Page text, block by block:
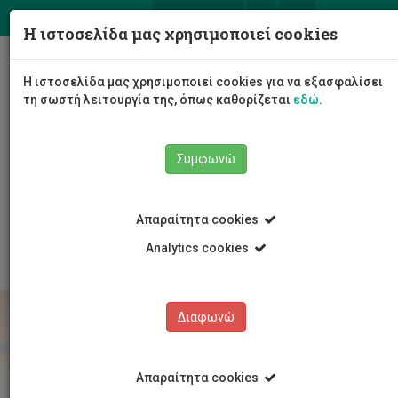
Διοίκηση
Διοικητικές Υπηρεσίες
Αποτελέσματα Γραπτών Εξετάσεων/Μοριοδοτήσεων
για θέσεις Διοικητικού Προσωπικού
Η ιστοσελίδα μας χρησιμοποιεί cookies
Η ιστοσελίδα μας χρησιμοποιεί cookies για να εξασφαλίσει
τη σωστή λειτουργία της, όπως καθορίζεται εδώ.
Συμφωνώ
Απαραίτητα cookies
Analytics cookies
Διαφωνώ
Απαραίτητα cookies